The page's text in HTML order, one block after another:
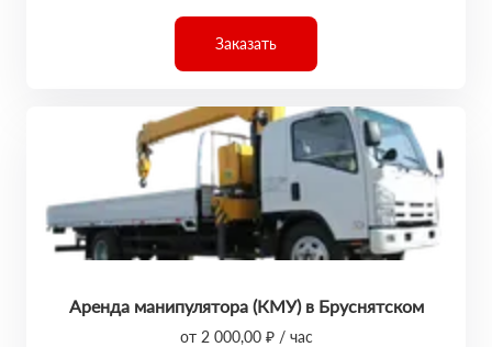
Заказать
Аренда манипулятора (КМУ) в Бруснятском
от 2 000,00 ₽ / час